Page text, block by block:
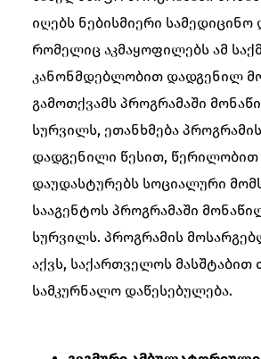
იღებს ნებისმიერი სამედიცინო
რომელიც აკმაყოფილებს ამ
კანონმდებლობით დადგენილ
გამოთქვამს პროგრამაში
სურვილს, ეთანხმება
დადგენილი წესით, წერილობით
დაუდასტურებს სოციალური
სააგენტოს პროგრამაში
სურვილს. პროგრამის
აქვს, საქართველოს მასშტაბით
სამკურნალო დაწესებულება.